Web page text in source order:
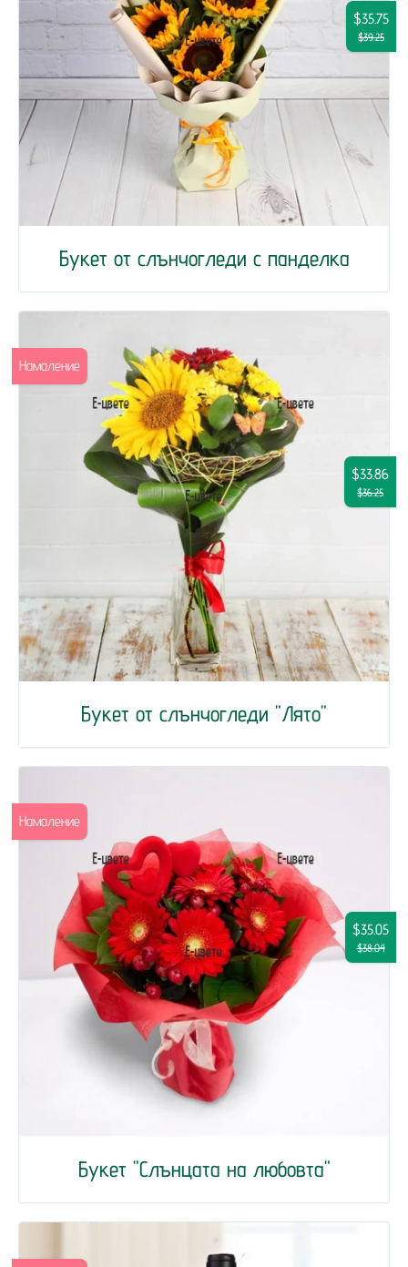
Букет от слънчогледи с панделка
$35.75
$39.25
Букет от слънчогледи "Лято"
$33.86
$36.25
Намаление
Букет "Слънцата на любовта"
$35.05
$38.04
Намаление